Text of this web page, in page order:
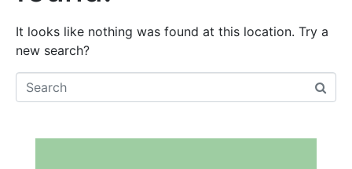
It looks like nothing was found at this location. Try a
new search?